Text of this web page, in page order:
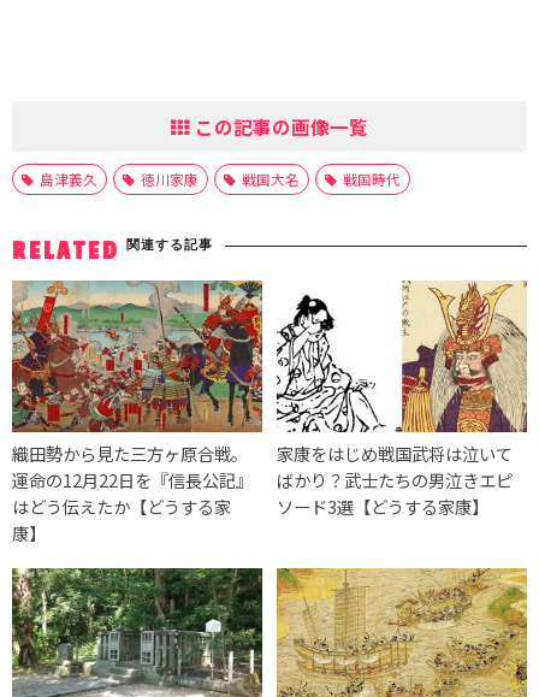
この記事の画像一覧
島津義久 徳川家康 戦国大名 戦国時代
RELATED 関連する記事
織田勢から見た三方ヶ原合戦。
運命の12月22日を『信長公記』
はどう伝えたか【どうする家
康】
家康をはじめ戦国武将は泣いて
ばかり？武士たちの男泣きエピ
ソード3選【どうする家康】